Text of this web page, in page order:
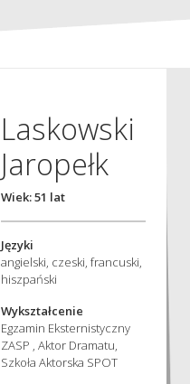
Laskowski
Jaropełk
Wiek: 51 lat
Języki
angielski, czeski, francuski,
hiszpański
Wykształcenie
Egzamin Eksternistyczny
ZASP , Aktor Dramatu,
Szkoła Aktorska SPOT